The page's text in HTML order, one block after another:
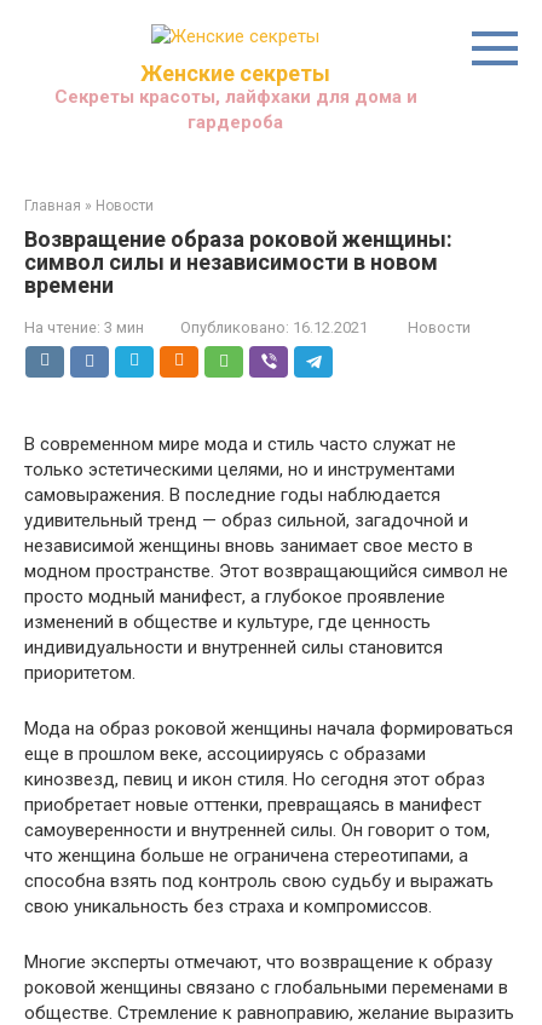
Женские секреты
Секреты красоты, лайфхаки для дома и
гардероба
Главная » Новости
Возвращение образа роковой женщины:
символ силы и независимости в новом
времени
На чтение: 3 мин Опубликовано: 16.12.2021 Новости
В современном мире мода и стиль часто служат не
только эстетическими целями, но и инструментами
самовыражения. В последние годы наблюдается
удивительный тренд — образ сильной, загадочной и
независимой женщины вновь занимает свое место в
модном пространстве. Этот возвращающийся символ не
просто модный манифест, а глубокое проявление
изменений в обществе и культуре, где ценность
индивидуальности и внутренней силы становится
приоритетом.
Мода на образ роковой женщины начала формироваться
еще в прошлом веке, ассоциируясь с образами
кинозвезд, певиц и икон стиля. Но сегодня этот образ
приобретает новые оттенки, превращаясь в манифест
самоуверенности и внутренней силы. Он говорит о том,
что женщина больше не ограничена стереотипами, а
способна взять под контроль свою судьбу и выражать
свою уникальность без страха и компромиссов.
Многие эксперты отмечают, что возвращение к образу
роковой женщины связано с глобальными переменами в
обществе. Стремление к равноправию, желание выразить